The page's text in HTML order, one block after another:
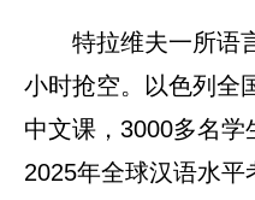
特拉维夫一所语
小时抢空。以色列全
中文课，3000多名学
2025年全球汉语水平